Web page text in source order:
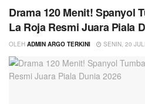
Drama 120 Menit! Spanyol
La Roja Resmi Juara Piala
OLEH ADMIN ARGO TERKINI SENIN, 20